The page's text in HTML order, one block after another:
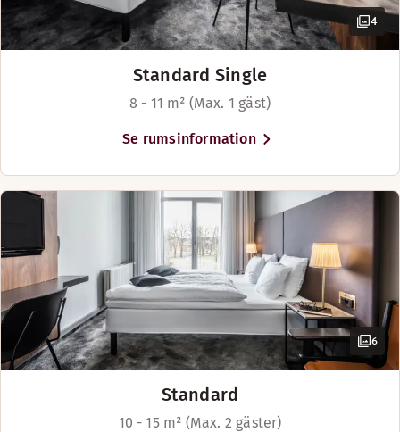
4
Standard Single
8 - 11 m² (Max. 1 gäst)
Se rumsinformation
6
Standard
10 - 15 m² (Max. 2 gäster)